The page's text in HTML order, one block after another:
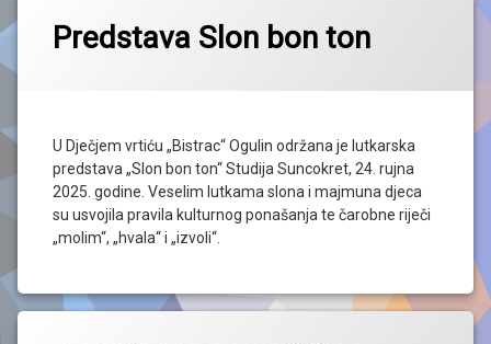
Predstava Slon bon ton
U Dječjem vrtiću „Bistrac“ Ogulin održana je lutkarska
predstava „Slon bon ton“ Studija Suncokret, 24. rujna
2025. godine. Veselim lutkama slona i majmuna djeca
su usvojila pravila kulturnog ponašanja te čarobne riječi
„molim“, „hvala“ i „izvoli“.